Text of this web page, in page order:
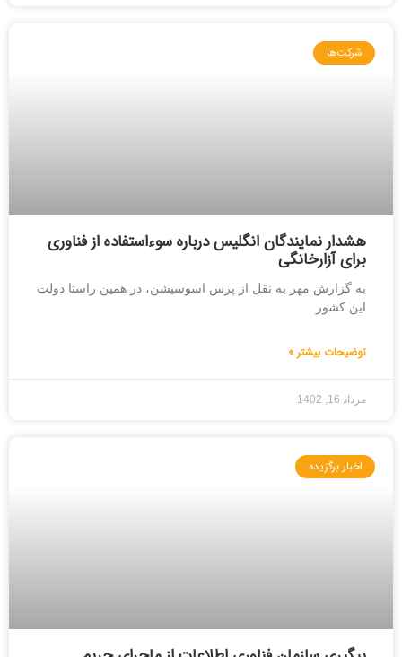
شرکت‌ها
هشدار نمایندگان انگلیس درباره سوءاستفاده از فناوری
برای آزارخانگی
به گزارش مهر به نقل از پرس اسوسیشن، در همین راستا دولت
این کشور
توضیحات بیشتر »
مرداد 16, 1402
اخبار برگزیده